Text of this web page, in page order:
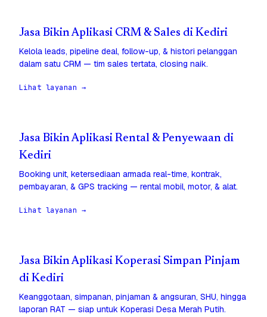
Jasa Bikin Aplikasi CRM & Sales di Kediri
Kelola leads, pipeline deal, follow-up, & histori pelanggan
dalam satu CRM — tim sales tertata, closing naik.
Lihat layanan →
Jasa Bikin Aplikasi Rental & Penyewaan di
Kediri
Booking unit, ketersediaan armada real-time, kontrak,
pembayaran, & GPS tracking — rental mobil, motor, & alat.
Lihat layanan →
Jasa Bikin Aplikasi Koperasi Simpan Pinjam
di Kediri
Keanggotaan, simpanan, pinjaman & angsuran, SHU, hingga
laporan RAT — siap untuk Koperasi Desa Merah Putih.